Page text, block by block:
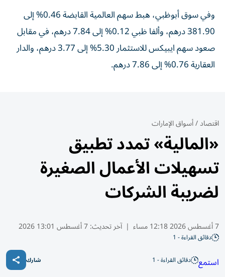
وفي سوق أبوظبي، هبط سهم العالمية القابضة 0.46% إلى
381.90 درهم، وألفا ظبي 0.12% إلى 7.84 درهم، في مقابل
صعود سهم ايبيكس للاستثمار 5.30% إلى 3.77 درهم، والدار
العقارية 0.76% إلى 7.86 درهم.
اقتصاد/أسواق الإمارات
«المالية» تمدد تطبيق
تسهيلات الأعمال الصغيرة
لضريبة الشركات
7 أغسطس 2026 12:18 مساء | آخر تحديث:7 أغسطس 13:01 2026
دقائق القراءة - 1
استمع دقائق القراءة - 1 شارك